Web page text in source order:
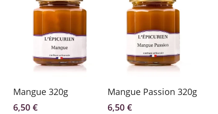
Ajouter Au Panier
Mangue 320g
6,50 €
Ajouter Au Panier
Mangue Passion 320g
6,50€